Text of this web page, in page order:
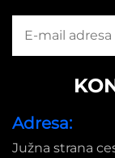
Adresa:
Južna strana